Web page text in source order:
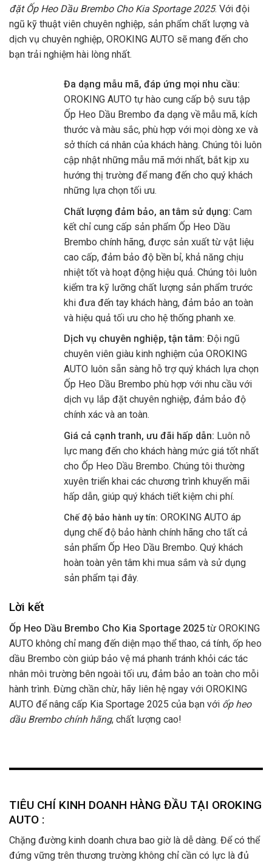
đặt Ốp Heo Dầu Brembo Cho Kia Sportage 2025. Với đội
ngũ kỹ thuật viên chuyên nghiệp, sản phẩm chất lượng và
dịch vụ chuyên nghiệp, OROKING AUTO sẽ mang đến cho
bạn trải nghiệm hài lòng nhất.
Đa dạng mẫu mã, đáp ứng mọi nhu cầu:
OROKING AUTO tự hào cung cấp bộ sưu tập
Ốp Heo Dầu Brembo đa dạng về mẫu mã, kích
thước và màu sắc, phù hợp với mọi dòng xe và
sở thích cá nhân của khách hàng. Chúng tôi luôn
cập nhật những mẫu mã mới nhất, bắt kịp xu
hướng thị trường để mang đến cho quý khách
những lựa chọn tối ưu.
Chất lượng đảm bảo, an tâm sử dụng: Cam
kết chỉ cung cấp sản phẩm Ốp Heo Dầu
Brembo chính hãng, được sản xuất từ vật liệu
cao cấp, đảm bảo độ bền bỉ, khả năng chịu
nhiệt tốt và hoạt động hiệu quả. Chúng tôi luôn
kiểm tra kỹ lưỡng chất lượng sản phẩm trước
khi đưa đến tay khách hàng, đảm bảo an toàn
và hiệu quả tối ưu cho hệ thống phanh xe.
Dịch vụ chuyên nghiệp, tận tâm: Đội ngũ
chuyên viên giàu kinh nghiệm của OROKING
AUTO luôn sẵn sàng hỗ trợ quý khách lựa chọn
Ốp Heo Dầu Brembo phù hợp với nhu cầu với
dịch vụ lắp đặt chuyên nghiệp, đảm bảo độ
chính xác và an toàn.
Giá cả cạnh tranh, ưu đãi hấp dẫn: Luôn nỗ
lực mang đến cho khách hàng mức giá tốt nhất
cho Ốp Heo Dầu Brembo. Chúng tôi thường
xuyên triển khai các chương trình khuyến mãi
hấp dẫn, giúp quý khách tiết kiệm chi phí.
Chế độ bảo hành uy tín: OROKING AUTO áp
dụng chế độ bảo hành chính hãng cho tất cả
sản phẩm Ốp Heo Dầu Brembo. Quý khách
hoàn toàn yên tâm khi mua sắm và sử dụng
sản phẩm tại đây.
Lời kết
Ốp Heo Dầu Brembo Cho Kia Sportage 2025 từ OROKING
AUTO không chỉ mang đến diện mạo thể thao, cá tính, ốp heo
dầu Brembo còn giúp bảo vệ má phanh tránh khỏi các tác
nhân môi trường bên ngoài tối ưu, đảm bảo an toàn cho mỗi
hành trình. Đừng chần chừ, hãy liên hệ ngay với OROKING
AUTO để nâng cấp Kia Sportage 2025 của bạn với ốp heo
dầu Brembo chính hãng, chất lượng cao!
TIÊU CHÍ KINH DOANH HÀNG ĐẦU TẠI OROKING
AUTO :
Chặng đường kinh doanh chưa bao giờ là dễ dàng. Để có thể
đứng vững trên thương trường không chỉ cần có lực là đủ